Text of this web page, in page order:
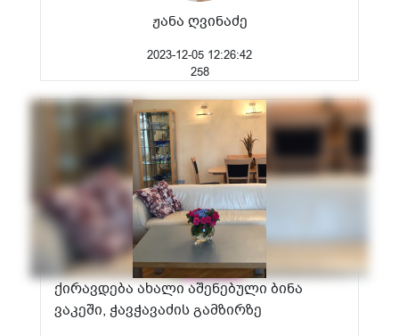
ჟანა ღვინაძე
2023-12-05 12:26:42
258
ქირავდება ახალი აშენებული ბინა
ვაკეში, ჭავჭავაძის გამზირზე